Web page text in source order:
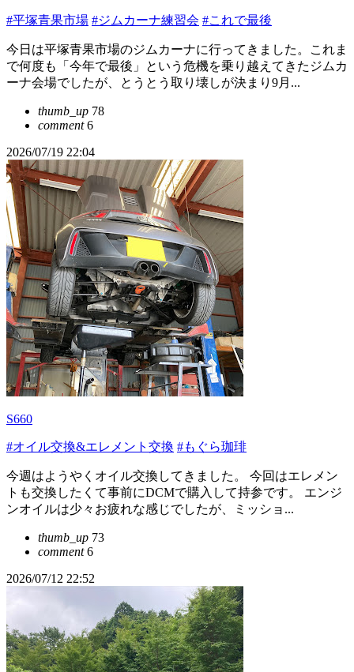
#平塚青果市場 #ジムカーナ練習会 #これで最後
今日は平塚青果市場のジムカーナに行ってきました。これま
で何度も「今年で最後」という危機を乗り越えてきたジムカ
ーナ会場でしたが、とうとう取り壊しが決まり9月...
thumb_up 78
comment6
2026/07/19 22:04
S660
#オイル交換&エレメント交換 #もぐら珈琲
今週はようやくオイル交換してきました。 今回はエレメン
トも交換したくて事前にDCMで購入して持参です。 エンジ
ンオイルは少々お疲れな感じでしたが、ミッショ...
thumb_up 73
comment6
2026/07/12 22:52